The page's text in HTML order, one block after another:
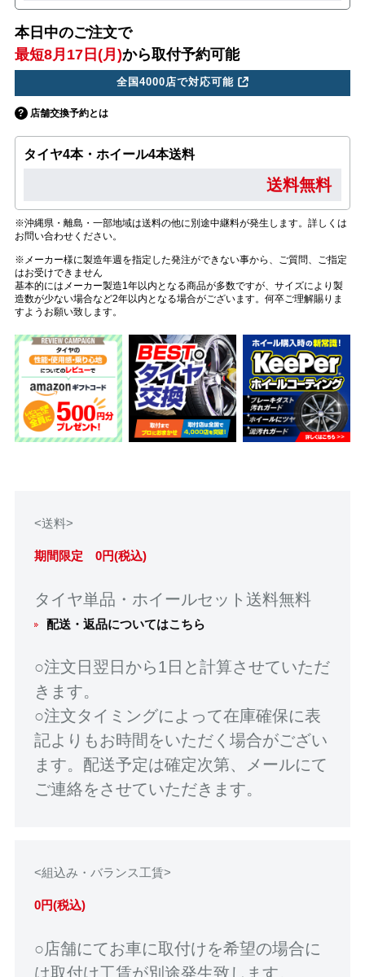
本日中のご注文で
最短8月17日(月)から取付予約可能
全国4000店で対応可能
店舗交換予約とは
タイヤ4本・ホイール4本送料
送料無料
※沖縄県・離島・一部地域は送料の他に別途中継料が発生します。詳しくは
お問い合わせください。
※メーカー様に製造年週を指定した発注ができない事から、ご質問、ご指定
はお受けできません
基本的にはメーカー製造1年以内となる商品が多数ですが、サイズにより製
造数が少ない場合など2年以内となる場合がございます。何卒ご理解賜りま
すようお願い致します。
<送料>
期間限定 0円(税込)
タイヤ単品・ホイールセット送料無料
配送・返品についてはこちら
○注文日翌日から1日と計算させていただ
きます。
○注文タイミングによって在庫確保に表
記よりもお時間をいただく場合がござい
ます。配送予定は確定次第、メールにて
ご連絡をさせていただきます。
<組込み・バランス工賃>
0円(税込)
○店舗にてお車に取付けを希望の場合に
は取付け工賃が別途発生致します。